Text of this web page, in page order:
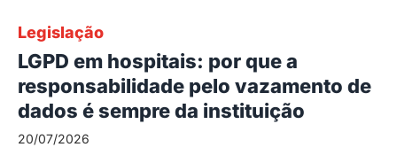
Legislação
LGPD em hospitais: por que a
responsabilidade pelo vazamento de
dados é sempre da instituição
20/07/2026